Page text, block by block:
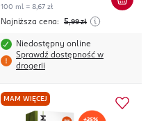
100 ml = 8,67 zł
Najniższa cena: 5,99 zł
Niedostępny online
Sprawdź dostępność w
drogerii
MAM WIĘCEJ